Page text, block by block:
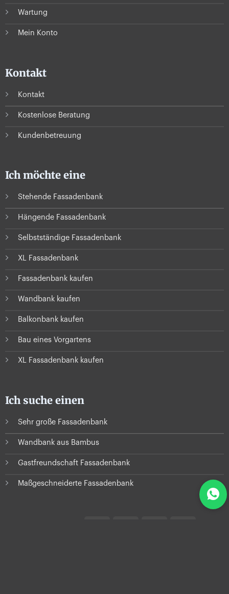
Wartung
Mein Konto
Kontakt
Kontakt
Kostenlose Beratung
Kundenbetreuung
Ich möchte eine
Stehende Fassadenbank
Hängende Fassadenbank
Selbstständige Fassadenbank
XL Fassadenbank
Fassadenbank kaufen
Wandbank kaufen
Balkonbank kaufen
Bau eines Vorgartens
XL Fassadenbank kaufen
Ich suche einen
Sehr große Fassadenbank
Wandbank aus Bambus
Gastfreundschaft Fassadenbank
Maßgeschneiderte Fassadenbank